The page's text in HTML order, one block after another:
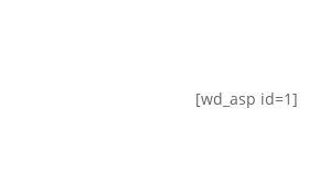
[wd_asp id=1]